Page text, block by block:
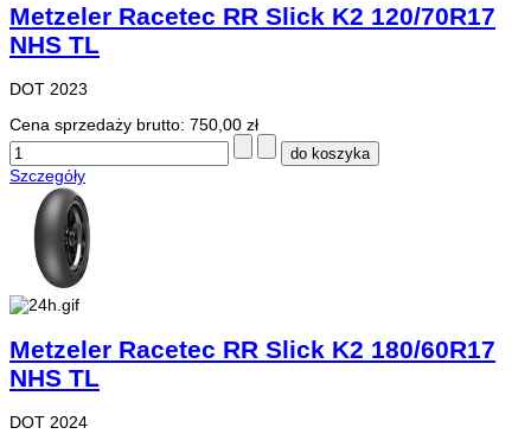
Metzeler Racetec RR Slick K2 120/70R17
NHS TL
DOT 2023
Cena sprzedaży brutto: 750,00 zł
Szczegóły
Metzeler Racetec RR Slick K2 180/60R17
NHS TL
DOT 2024